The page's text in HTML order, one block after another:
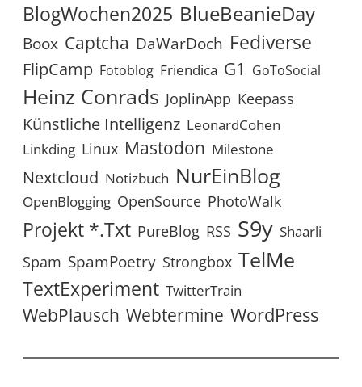
BlogWochen2025 BlueBeanieDay
Boox Captcha DaWarDoch Fediverse
FlipCamp Fotoblog Friendica G1 GoToSocial
Heinz Conrads JoplinApp Keepass
Künstliche Intelligenz LeonardCohen
Linkding Linux Mastodon Milestone
Nextcloud Notizbuch NurEinBlog
OpenBlogging OpenSource PhotoWalk
Projekt *.txt PureBlog RSS S9y Shaarli
Spam SpamPoetry Strongbox TelMe
TextExperiment TwitterTrain
WebPlausch Webtermine WordPress